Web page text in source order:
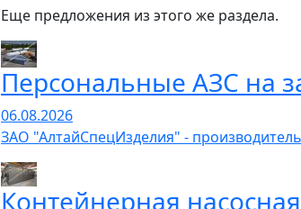
Еще предложения из этого же раздела.
Персональные АЗС на
06.08.2026
ЗАО "АлтайСпецИзделия" -
Контейнерная